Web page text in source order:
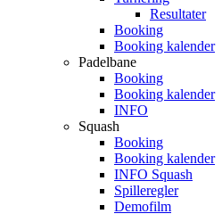
Resultater
Booking
Booking kalender
Padelbane
Booking
Booking kalender
INFO
Squash
Booking
Booking kalender
INFO Squash
Spilleregler
Demofilm